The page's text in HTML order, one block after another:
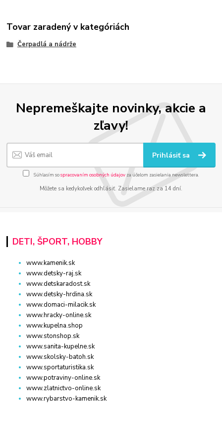
Tovar zaradený v kategóriách
Čerpadlá a nádrže
Nepremeškajte novinky, akcie a
zľavy!
Prihlásiť sa
Súhlasím sospracovaním osobných údajov za účelom zasielania newslettera.
Môžete sa kedykoľvek odhlásiť. Zasielame raz za 14 dní.
DETI, ŠPORT, HOBBY
www.kamenik.sk
www.detsky-raj.sk
www.detskaradost.sk
www.detsky-hrdina.sk
www.domaci-milacik.sk
www.hracky-online.sk
www.kupelna.shop
www.stonshop.sk
www.sanita-kupelne.sk
www.skolsky-batoh.sk
www.sportaturistika.sk
www.potraviny-online.sk
www.zlatnictvo-online.sk
www.rybarstvo-kamenik.sk